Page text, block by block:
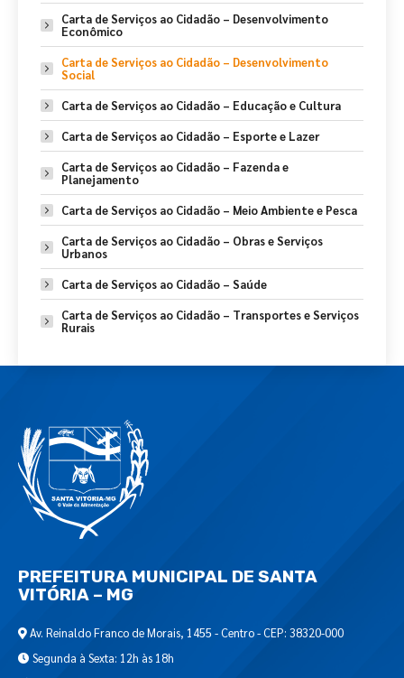
Carta de Serviços ao Cidadão – Desenvolvimento
Econômico
Carta de Serviços ao Cidadão – Desenvolvimento
Social
Carta de Serviços ao Cidadão – Educação e Cultura
Carta de Serviços ao Cidadão – Esporte e Lazer
Carta de Serviços ao Cidadão – Fazenda e
Planejamento
Carta de Serviços ao Cidadão – Meio Ambiente e Pesca
Carta de Serviços ao Cidadão – Obras e Serviços
Urbanos
Carta de Serviços ao Cidadão – Saúde
Carta de Serviços ao Cidadão – Transportes e Serviços
Rurais
PREFEITURA MUNICIPAL DE SANTA
VITÓRIA – MG
Av. Reinaldo Franco de Morais, 1455 - Centro - CEP: 38320-000
Segunda à Sexta: 12h às 18h